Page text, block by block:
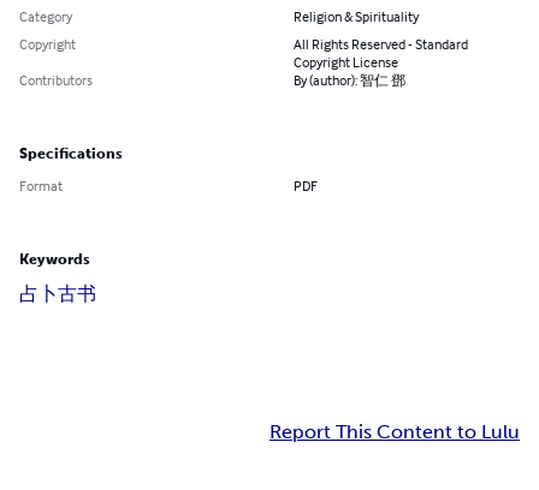
Category
Religion & Spirituality
Copyright
All Rights Reserved - Standard
Copyright License
Contributors
By (author): 智仁 鄧
Specifications
Format PDF
Keywords
占卜古书
Report This Content to Lulu